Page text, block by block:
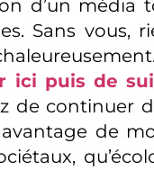
d’un média
Sans vous,
ici puis de
de continuer
de